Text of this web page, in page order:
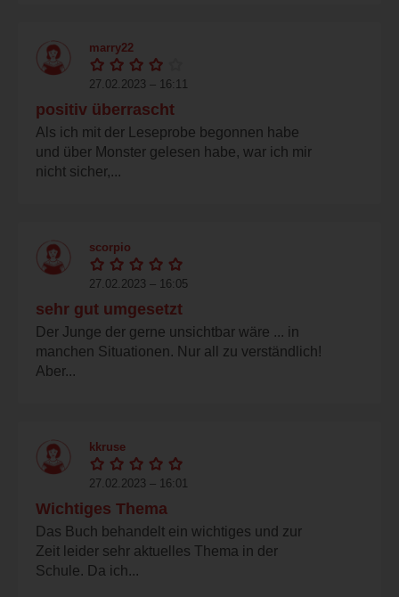
marry22
27.02.2023 – 16:11
positiv überrascht
Als ich mit der Leseprobe begonnen habe
und über Monster gelesen habe, war ich mir
nicht sicher,...
scorpio
27.02.2023 – 16:05
sehr gut umgesetzt
Der Junge der gerne unsichtbar wäre ... in
manchen Situationen. Nur all zu verständlich!
Aber...
kkruse
27.02.2023 – 16:01
Wichtiges Thema
Das Buch behandelt ein wichtiges und zur
Zeit leider sehr aktuelles Thema in der
Schule. Da ich...